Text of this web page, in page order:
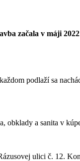
začala v máji
podlaží sa
obklady a sanita v
ulici č. 12.